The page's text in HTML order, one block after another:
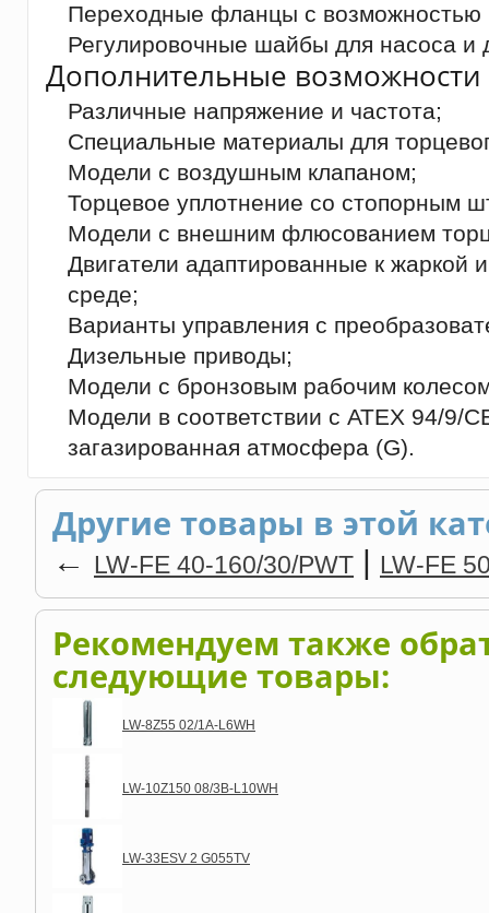
Переходные фланцы с возможностью
Регулировочные шайбы для насоса и
Дополнительные возможности
Различные напряжение и частота;
Специальные материалы для
Модели с воздушным клапаном;
Торцевое уплотнение со стопорным
Модели с внешним флюсованием
Двигатели адаптированные к жаркой
среде;
Варианты управления с
Дизельные приводы;
Модели с бронзовым рабочим
Модели в соответствии с ATEX 94/9/
загазированная атмосфера (G).
Другие товары в этой
← LW-FE 40-160/30/PWT | LW-FE
Рекомендуем также
следующие товары:
LW-8Z55 02/1A-L6WH
LW-10Z150 08/3B-L10WH
LW-33ESV 2 G055TV